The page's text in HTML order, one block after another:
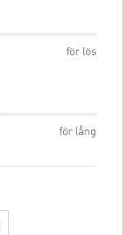
för lös
för lång